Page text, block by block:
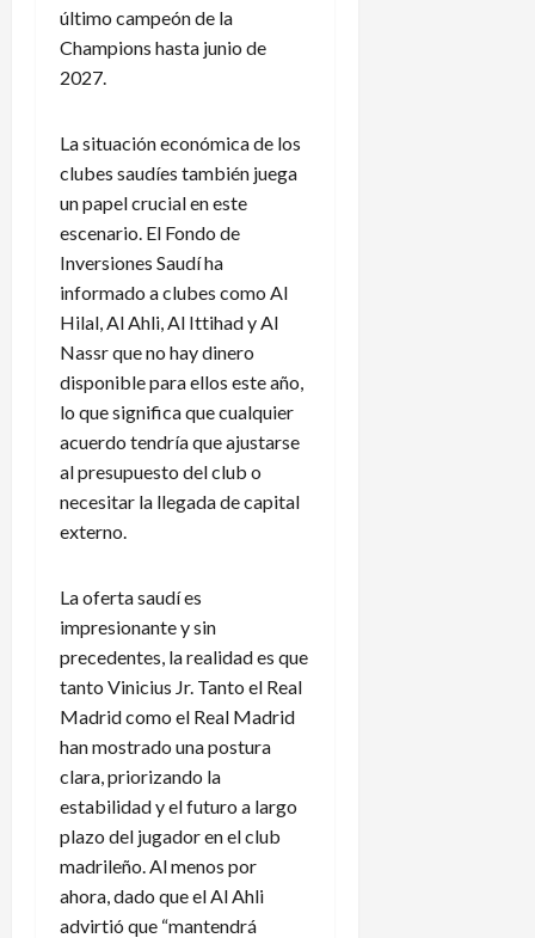
último campeón de la
Champions hasta junio de
2027.
La situación económica de los
clubes saudíes también juega
un papel crucial en este
escenario. El Fondo de
Inversiones Saudí ha
informado a clubes como Al
Hilal, Al Ahli, Al Ittihad y Al
Nassr que no hay dinero
disponible para ellos este año,
lo que significa que cualquier
acuerdo tendría que ajustarse
al presupuesto del club o
necesitar la llegada de capital
externo.
La oferta saudí es
impresionante y sin
precedentes, la realidad es que
tanto Vinicius Jr. Tanto el Real
Madrid como el Real Madrid
han mostrado una postura
clara, priorizando la
estabilidad y el futuro a largo
plazo del jugador en el club
madrileño. Al menos por
ahora, dado que el Al Ahli
advirtió que “mantendrá